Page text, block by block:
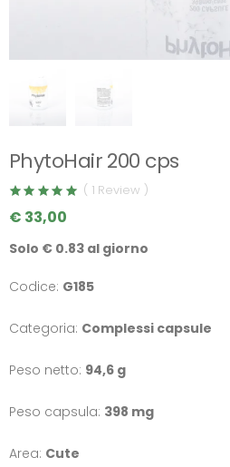
PhytoHair 200 cps
( 1 Review )
€ 33,00
Solo € 0.83 al giorno
Codice: G185
Categoria: Complessi capsule
Peso netto: 94,6 g
Peso capsula: 398 mg
Area: Cute